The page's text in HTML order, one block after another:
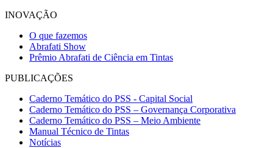
INOVAÇÃO
O que fazemos
Abrafati Show
Prêmio Abrafati de Ciência em Tintas
PUBLICAÇÕES
Caderno Temático do PSS - Capital Social
Caderno Temático do PSS – Governança Corporativa
Caderno Temático do PSS – Meio Ambiente
Manual Técnico de Tintas
Notícias